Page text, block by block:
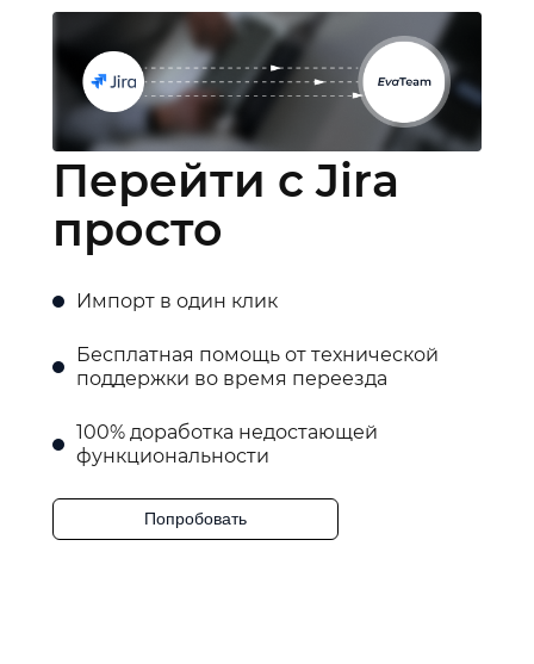
Перейти с Jira
просто
Импорт в один клик
Бесплатная помощь от технической
поддержки во время переезда
100% доработка недостающей
функциональности
Попробовать